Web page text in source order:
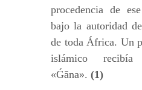
procedencia de
bajo la autoridad
de toda África. Un
islámico
«Ǵāna». (1)